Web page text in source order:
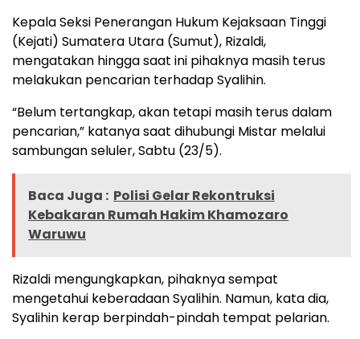
Kepala Seksi Penerangan Hukum Kejaksaan Tinggi
(Kejati) Sumatera Utara (Sumut), Rizaldi,
mengatakan hingga saat ini pihaknya masih terus
melakukan pencarian terhadap Syalihin.
“Belum tertangkap, akan tetapi masih terus dalam
pencarian,” katanya saat dihubungi Mistar melalui
sambungan seluler, Sabtu (23/5).
Baca Juga : Polisi Gelar Rekontruksi
Kebakaran Rumah Hakim Khamozaro
Waruwu
Rizaldi mengungkapkan, pihaknya sempat
mengetahui keberadaan Syalihin. Namun, kata dia,
Syalihin kerap berpindah-pindah tempat pelarian.